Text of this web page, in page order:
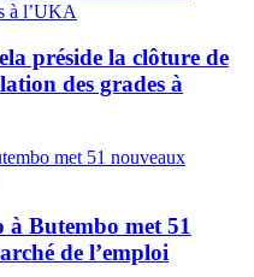
préside la clôture de
des grades à
Butembo met 51
de l’emploi